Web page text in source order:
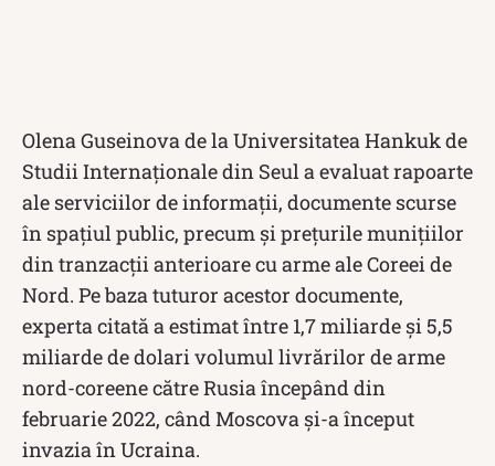
Olena Guseinova de la Universitatea Hankuk de
Studii Internaţionale din Seul a evaluat rapoarte
ale serviciilor de informaţii, documente scurse
în spaţiul public, precum şi preţurile muniţiilor
din tranzacţii anterioare cu arme ale Coreei de
Nord. Pe baza tuturor acestor documente,
experta citată a estimat între 1,7 miliarde şi 5,5
miliarde de dolari volumul livrărilor de arme
nord-coreene către Rusia începând din
februarie 2022, când Moscova şi-a început
invazia în Ucraina.